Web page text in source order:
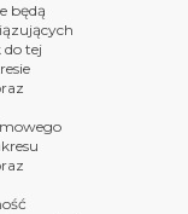
będą
tej